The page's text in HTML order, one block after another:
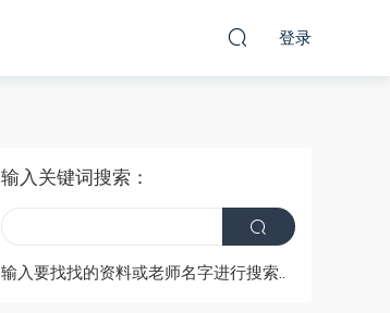
登录
输入关键词搜索：
输入要找找的资料或老师名字进行搜索..